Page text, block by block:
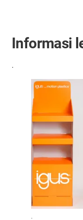
Informasi
.
.